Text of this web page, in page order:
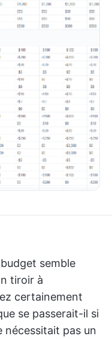
semble
tiroir à
certainement
se passerait-il si
nécessitait pas un